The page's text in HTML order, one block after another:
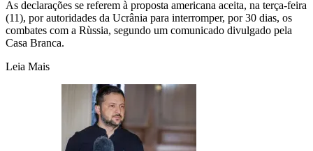
As declarações se referem à proposta americana aceita, na terça-feira
(11), por autoridades da Ucrânia para interromper, por 30 dias, os
combates com a Rùssia, segundo um comunicado divulgado pela
Casa Branca.
Leia Mais